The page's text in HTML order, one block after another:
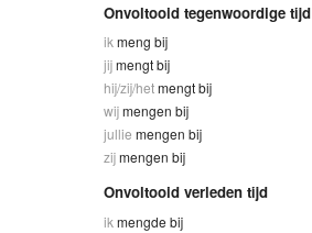
Onvoltooid tegenwoordige tijd
ik meng bij
jijmengt bij
hij/zij/hetmengt bij
wijmengen bij
jullie mengen bij
zijmengen bij
Onvoltooid verleden tijd
ik mengde bij